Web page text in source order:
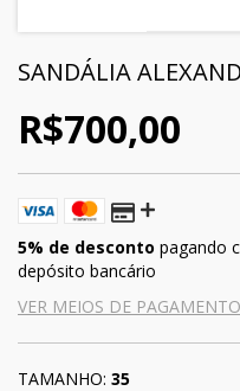
SANDÁLIA
R$700,00
5% de desconto pagando
depósito bancário
VER MEIOS DE PAGAMENTO
TAMANHO: 35